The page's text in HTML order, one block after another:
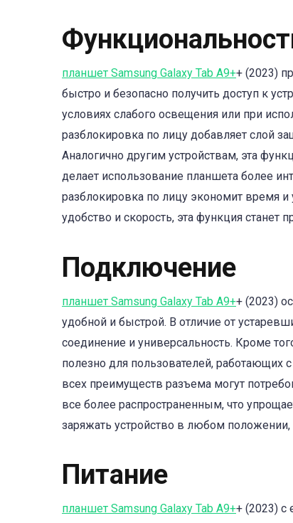
планшет Samsung Galaxy Tab A9++ (2023)
быстро и безопасно получить доступ к
условиях слабого освещения или при
разблокировка по лицу добавляет слой
Аналогично другим устройствам, эта
делает использование планшета более
разблокировка по лицу экономит время
удобство и скорость, эта функция станет
Подключение
планшет Samsung Galaxy Tab A9++ (2023)
удобной и быстрой. В отличие от
соединение и универсальность. Кроме
полезно для пользователей, работающих
всех преимуществ разъема могут
все более распространенным, что
заряжать устройство в любом
Питание
планшет Samsung Galaxy Tab A9++ (2023) с